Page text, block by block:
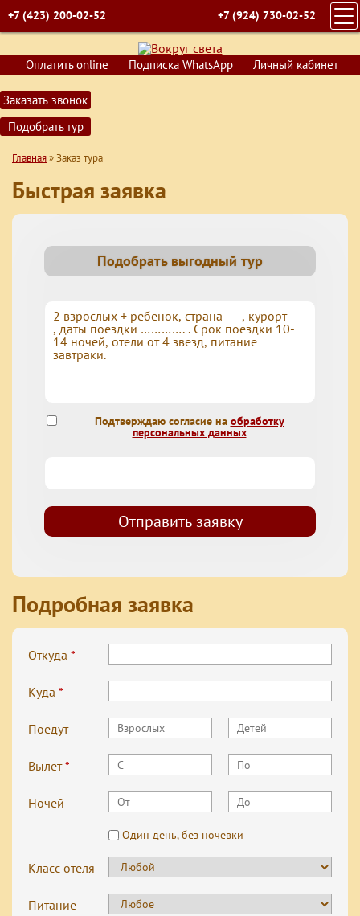
Оплатить online Подписка WhatsApp Личный кабинет
Заказать звонок
Подобрать тур
+7 (423) 200-02-52 +7 (924) 730-02-52
ГЛАВНАЯ
ПОИСК ТУРОВ
ОБУЧЕНИЕ
О КОМПАНИИ
КОНТАКТЫ
Главная»Заказ тура
Быстрая заявка
Подобрать выгодный тур
Подтверждаю согласие на обработку
персональных данных
Подробная заявка
Откуда *
Куда *
Поедут
Вылет*
Ночей
Один день, без ночевки
Класс отеля
Питание